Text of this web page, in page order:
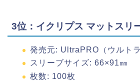
3位：イクリプス マットスリ
発売元: UltraPRO（ウルトラ
スリーブサイズ: 66×91㎜
枚数: 100枚